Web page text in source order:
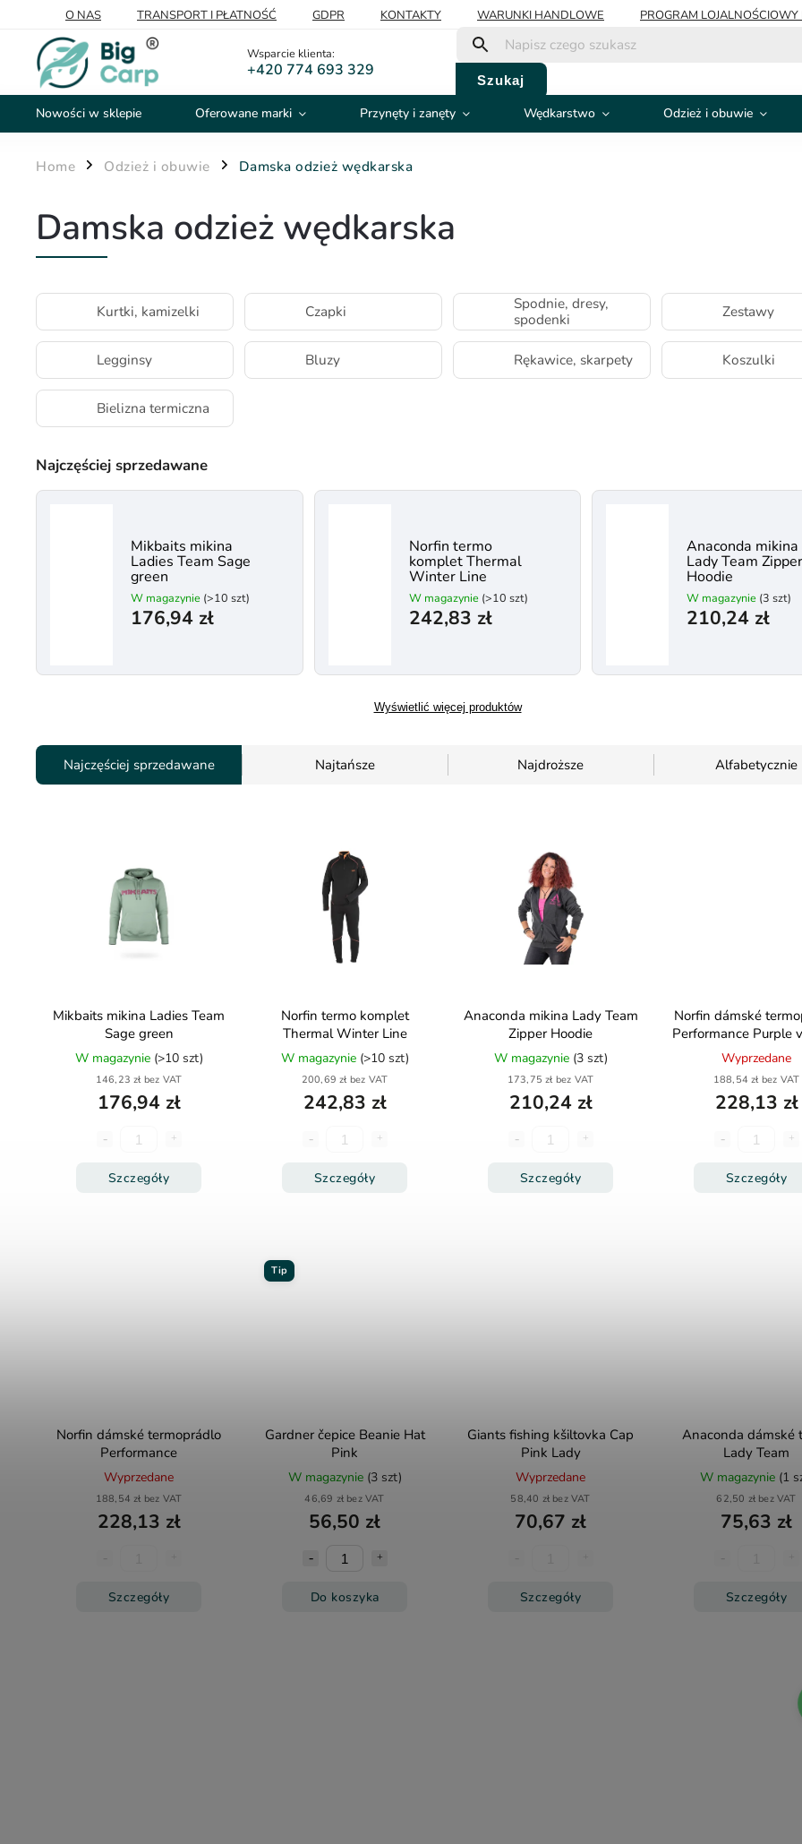
O NAS TRANSPORT I PŁATNOŚĆ GDPR KONTAKTY WARUNKI HANDLOWE PROGRAM LOJALNOŚCIOWY
Wsparcie klienta:
+420 774 693 329
Szukaj
Nowości w sklepie Oferowane marki Przynęty i zanęty Wędkarstwo Odzież i obuwie
Home / Odzież i obuwie / Damska odzież wędkarska
Damska odzież wędkarska
Kurtki, kamizelki Czapki
Spodnie, dresy,
spodenki
Zestawy
Legginsy Bluzy Rękawice, skarpety Koszulki
Bielizna termiczna
Najczęściej sprzedawane
Mikbaits mikina
Ladies Team Sage
green
W magazynie (>10 szt)
176,94 zł
Norfin termo
komplet Thermal
Winter Line
W magazynie (>10 szt)
242,83 zł
Anaconda mikina
Lady Team Zipper
Hoodie
W magazynie (3 szt)
210,24 zł
Wyświetlić więcej produktów
Najczęściej sprzedawane Najtańsze Najdroższe Alfabetycznie
Mikbaits mikina Ladies Team
Sage green
W magazynie (>10 szt)
146,23 zł bez VAT
176,94 zł
Szczegóły
Norfin termo komplet
Thermal Winter Line
W magazynie (>10 szt)
200,69 zł bez VAT
242,83 zł
Szczegóły
Anaconda mikina Lady Team
Zipper Hoodie
W magazynie (3 szt)
173,75 zł bez VAT
210,24 zł
Szczegóły
Norfin dámské
Performance Purple
XS
Wyprzedane
188,54 zł bez VAT
228,13 zł
Szczegóły
Norfin dámské termoprádlo
Performance
Wyprzedane
188,54 zł bez VAT
228,13 zł
Szczegóły
Tip
Gardner čepice Beanie Hat
Pink
W magazynie (3 szt)
46,69 zł bez VAT
56,50 zł
Do koszyka
Giants fishing kšiltovka Cap
Pink Lady
Wyprzedane
58,40 zł bez VAT
70,67 zł
Szczegóły
Anaconda dámské
Lady Team
W magazynie (1
62,50 zł bez VAT
75,63 zł
Szczegóły